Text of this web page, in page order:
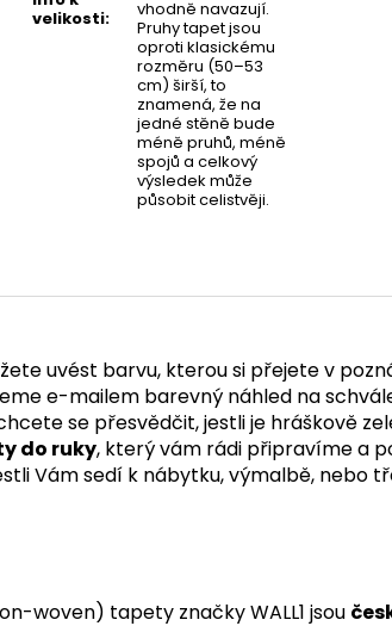
velikosti:
vhodně navazují.
Pruhy tapet jsou
oproti klasickému
rozměru (50–53
cm) širší, to
znamená, že na
jedné stěně bude
méně pruhů, méně
spojů a celkový
výsledek může
působit celistvěji.
uvést barvu, kterou si přejete v
e-mailem barevný náhled na
se přesvědčit, jestli je hráškově
do ruky, který vám rádi připravíme a
Vám sedí k nábytku, výmalbě, nebo
woven) tapety značky WALL1 jsou